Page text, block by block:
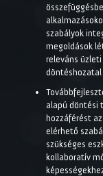
szabályok
megoldások
releváns
döntéshozatal
alapú döntési
hozzáférést
elérhető
szükséges
kollaboratív